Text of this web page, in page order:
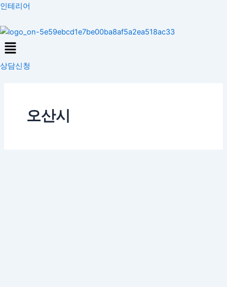
콘
츠
로
건
너
인테리어
Menu
상담신청
오산시